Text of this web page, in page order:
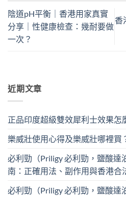
陰道pH平衡｜香港用家真實
分享｜性健康檢查：幾耐要做
一次？
香
近期文章
正品印度超級雙效犀利士效果怎
樂威壯使用心得及樂威壯哪裡買
必利勁（Priligy 必利勁，鹽酸達
南：正確用法、副作用與香港合
必利勁（Priligy 必利勁，鹽酸達